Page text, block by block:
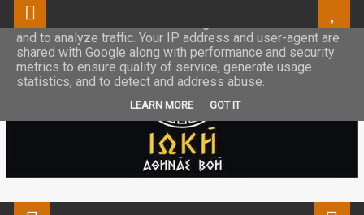
This site uses cookies from Google to deliver its services
and to analyze traffic. Your IP address and user-agent are
shared with Google along with performance and security
metrics to ensure quality of service, generate usage
statistics, and to detect and address abuse.
LEARN MORE GOT IT